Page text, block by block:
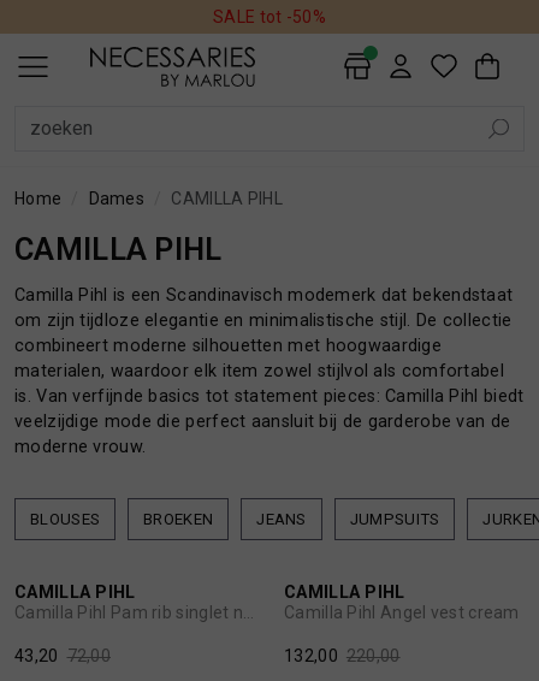
DAMES
AVONDKLEDING
BADMODE
BEAUTY
BLOUSES
BROEKEN
HEREN
ACCESSOIRES
BEAUTY
BROEKEN
HOEDEN EN PETTEN
JASSEN
WONEN
INTERIEUR
KUSSENS
PLAIDS
SALE
ALLE DAMES
SALE
AVONDKLEDING
BADMODE
BEAUTY
BLAZERS
BLOUSES
BROEKEN
HANDSCHOENEN
HOEDEN
JASSEN
JEANS
JUMPSUITS
JURKEN
MUTSEN
REGENLAARZEN
ROKKEN
SCHOENEN
SHORTS
SIERADEN
SJAALS
SOKKEN
SPORTKLEDING
TASSEN
TOPS EN SHIRTS
TRUIEN
VESTEN
ALLE HEREN
SALE
ACCESSOIRES
BEAUTY
BROEKEN
COLBERTS
HOEDEN EN PETTEN
JASSEN
JEANS
OVERHEMDEN
OVERSHIRTS
POLO'S
SCHOENEN EN REGENLAARZEN
SHORTS
SJAALS
SOKKEN
T-SHIRTS
TASSEN EN RUGZAKKEN
TRUIEN
VESTEN
ALLE WONEN
HONDEN
INTERIEUR
KUSSENS
PLAIDS
DAMES
HEREN
SALE tot -50%
Home Dames CAMILLA PIHL
CAMILLA PIHL
Camilla Pihl is een Scandinavisch modemerk dat bekendstaat
om zijn tijdloze elegantie en minimalistische stijl. De collectie
combineert moderne silhouetten met hoogwaardige
materialen, waardoor elk item zowel stijlvol als comfortabel
is. Van verfijnde basics tot statement pieces: Camilla Pihl biedt
veelzijdige mode die perfect aansluit bij de garderobe van de
moderne vrouw.
BLOUSES BROEKEN JEANS JUMPSUITS
1/2
40%
CAMILLA PIHL
43,20 72,00
1/2
40%
CAMILLA PIHL
Camilla Pihl Angel vest cream
132,00 220,00